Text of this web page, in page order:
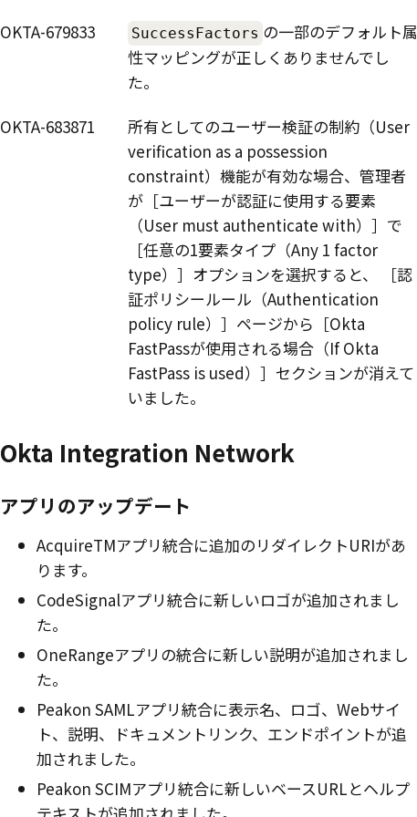
OKTA-679833 SuccessFactors の一部のデフォルト属
性マッピングが正しくありませんでし
た。
OKTA-683871
所有としてのユーザー検証の制約（User
verification as a possession
constraint）機能が有効な場合、管理者
が
ユーザーが認証に使用する要素
（User must authenticate with）
で
任意の1要素タイプ（Any 1 factor
type）
オプションを選択すると、
認
証ポリシールール（Authentication
policy rule）
ページから
Okta
FastPassが使用される場合（If Okta
FastPass is used）
セクションが消えて
いました。
Okta Integration Network
アプリのアップデート
AcquireTMアプリ統合に追加のリダイレクトURIがあ
ります。
CodeSignalアプリ統合に新しいロゴが追加されまし
た。
OneRangeアプリの統合に新しい説明が追加されまし
た。
Peakon SAMLアプリ統合に表示名、ロゴ、Webサイ
ト、説明、ドキュメントリンク、エンドポイントが追
加されました。
Peakon SCIMアプリ統合に新しいベースURLとヘルプ